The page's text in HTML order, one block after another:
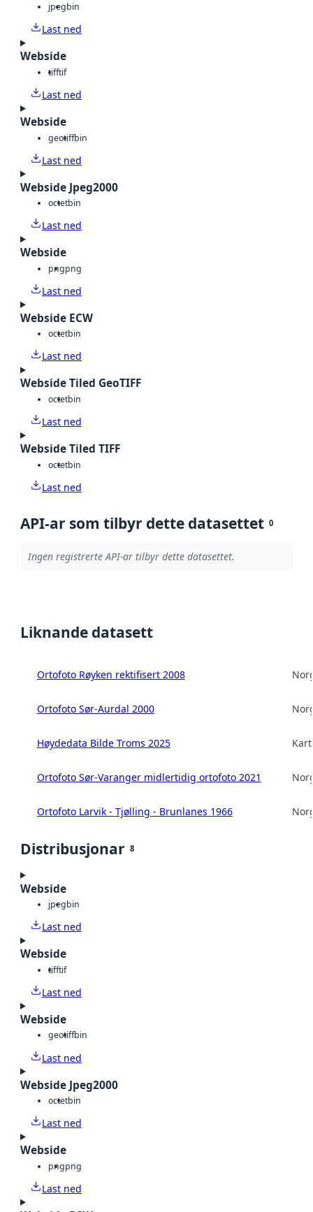
jpegbin
Last ned
Webside
tifftif
Last ned
Webside
geotiffbin
Last ned
Webside Jpeg2000
octetbin
Last ned
Webside
pngpng
Last ned
Webside ECW
octetbin
Last ned
Webside Tiled GeoTIFF
octetbin
Last ned
Webside Tiled TIFF
octetbin
Last ned
API-ar som tilbyr dette datasettet 0
Ingen registrerte API-ar tilbyr dette datasettet.
Liknande datasett
Ortofoto Røyken rektifisert 2008
Ortofoto Sør-Aurdal 2000
Høydedata Bilde Troms 2025
Ortofoto Sør-Varanger midlertidig ortofoto 2021
Ortofoto Larvik - Tjølling - Brunlanes 1966
Distribusjonar 8
Webside
jpegbin
Last ned
Webside
tifftif
Last ned
Webside
geotiffbin
Last ned
Webside Jpeg2000
octetbin
Last ned
Webside
pngpng
Last ned